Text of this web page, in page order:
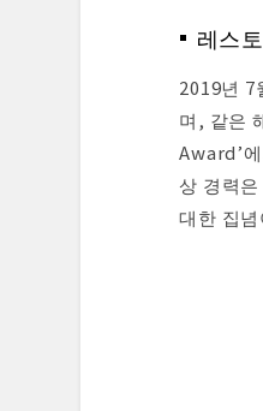
레스
2019년 7
며, 같은
Award’
상 경력
대한 집